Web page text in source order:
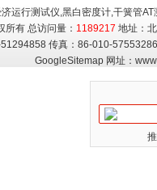
运行测试仪,黑白密度计,干簧管
有 总访问量： 1189217 地址：
传真：86-010-
GoogleSitemap网址：